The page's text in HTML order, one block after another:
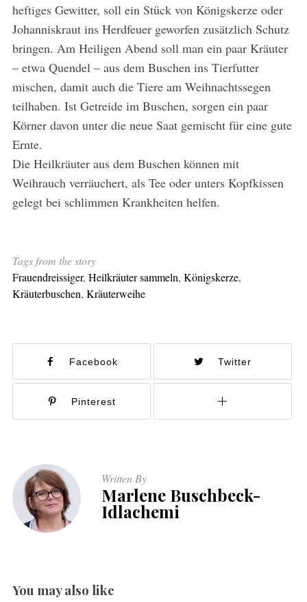
heftiges Gewitter, soll ein Stück von Königskerze oder
Johanniskraut ins Herdfeuer geworfen zusätzlich Schutz
bringen. Am Heiligen Abend soll man ein paar Kräuter
– etwa Quendel – aus dem Buschen ins Tierfutter
mischen, damit auch die Tiere am Weihnachtssegen
teilhaben. Ist Getreide im Buschen, sorgen ein paar
Körner davon unter die neue Saat gemischt für eine gute
Ernte.
Die Heilkräuter aus dem Buschen können mit
Weihrauch verräuchert, als Tee oder unters Kopfkissen
gelegt bei schlimmen Krankheiten helfen.
Tags from the story
Frauendreissiger, Heilkräuter sammeln, Königskerze,
Kräuterbuschen, Kräuterweihe
Facebook Twitter
Pinterest
Written By
Marlene Buschbeck-
Idlachemi
You may also like